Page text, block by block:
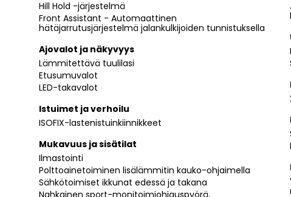
Hill Hold -järjestelmä
Front Assistant - Automaattinen
hätäjarrutusjärjestelmä jalankulkijoiden tunnistuksella
Ajovalot ja näkyvyys
Lämmitettävä tuulilasi
Etusumuvalot
LED-takavalot
Istuimet ja verhoilu
ISOFIX-lastenistuinkiinnikkeet
Mukavuus ja sisätilat
Ilmastointi
Polttoainetoiminen lisälämmitin kauko-ohjaimella
Sähkötoimiset ikkunat edessä ja takana
Nahkainen sport-monitoimiohjauspyörä,